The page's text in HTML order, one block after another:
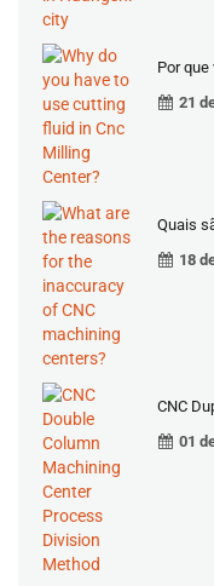
Por
21
Quais
18
CNC
01